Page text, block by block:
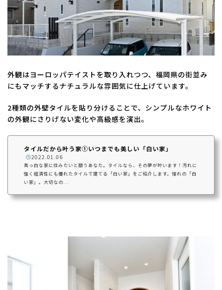
外観はヨーロッパテイストを取り入れつつ、福岡県の街並み
にもマッチするナチュラルな雰囲気に仕上げています。
2種類の外壁タイルを貼り分けることで、シンプルなホワイト
の外観にさりげない変化や高級感を演出。
タイルだから叶う家①いつまでも美しい「白い家」
2022.01.06
真っ白な家に住みたいと願うあなた。タイルなら、その夢が叶います！汚れに
強く経済性にも優れたタイルで建てる「白い家」をご紹介します。憧れの「白
い家」。大切なの...